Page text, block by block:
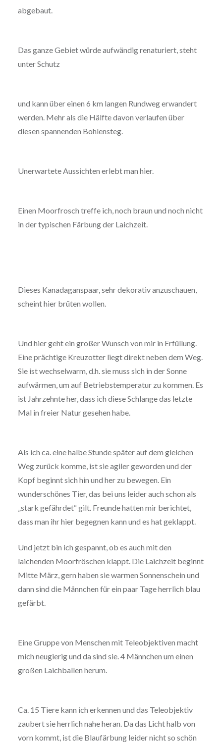
abgebaut.
Das ganze Gebiet würde aufwändig renaturiert, steht
unter Schutz
und kann über einen 6 km langen Rundweg erwandert
werden. Mehr als die Hälfte davon verlaufen über
diesen spannenden Bohlensteg.
Unerwartete Aussichten erlebt man hier.
Einen Moorfrosch treffe ich, noch braun und noch nicht
in der typischen Färbung der Laichzeit.
Dieses Kanadaganspaar, sehr dekorativ anzuschauen,
scheint hier brüten wollen.
Und hier geht ein großer Wunsch von mir in Erfüllung.
Eine prächtige Kreuzotter liegt direkt neben dem Weg.
Sie ist wechselwarm, d.h. sie muss sich in der Sonne
aufwärmen, um auf Betriebstemperatur zu kommen. Es
ist Jahrzehnte her, dass ich diese Schlange das letzte
Mal in freier Natur gesehen habe.
Als ich ca. eine halbe Stunde später auf dem gleichen
Weg zurück komme, ist sie agiler geworden und der
Kopf beginnt sich hin und her zu bewegen. Ein
wunderschönes Tier, das bei uns leider auch schon als
„stark gefährdet“ gilt. Freunde hatten mir berichtet,
dass man ihr hier begegnen kann und es hat geklappt.
Und jetzt bin ich gespannt, ob es auch mit den
laichenden Moorfröschen klappt. Die Laichzeit beginnt
Mitte März, gern haben sie warmen Sonnenschein und
dann sind die Männchen für ein paar Tage herrlich blau
gefärbt.
Eine Gruppe von Menschen mit Teleobjektiven macht
mich neugierig und da sind sie. 4 Männchen um einen
großen Laichballen herum.
Ca. 15 Tiere kann ich erkennen und das Teleobjektiv
zaubert sie herrlich nahe heran. Da das Licht halb von
vorn kommt, ist die Blaufärbung leider nicht so schön